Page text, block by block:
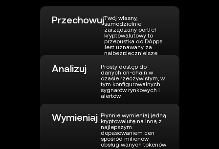
PrzechowujTwój własny,
samodzielnie
zarządzany portfel
kryptowalutowy to
przepustka do DApps.
Jest uznawany za
najbezpieczniejsze
przechowywania
kryptowalut
Analizuj
Prosty dostęp do
danych on-chain w
czasie rzeczywistym, w
tym konfigurowalnych
sygnałów rynkowych i
alertów
Wymieniaj Płynnie wymieniaj jedną
kryptowalutę na inną z
najlepszym
dopasowaniem cen
spośród milionów
obsługiwanych tokenów